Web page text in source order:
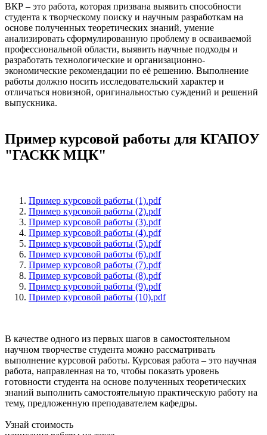
ВКР – это работа, которая призвана выявить способности
студента к творческому поиску и научным разработкам на
основе полученных теоретических знаний, умение
анализировать сформулированную проблему в осваиваемой
профессиональной области, выявить научные подходы и
разработать технологические и организационно-
экономические рекомендации по её решению. Выполнение
работы должно носить исследовательский характер и
отличаться новизной, оригинальностью суждений и решений
выпускника.
Пример курсовой работы для КГАПОУ
"ГАСКК МЦК"
Пример курсовой работы (1).pdf
Пример курсовой работы (2).pdf
Пример курсовой работы (3).pdf
Пример курсовой работы (4).pdf
Пример курсовой работы (5).pdf
Пример курсовой работы (6).pdf
Пример курсовой работы (7).pdf
Пример курсовой работы (8).pdf
Пример курсовой работы (9).pdf
Пример курсовой работы (10).pdf
В качестве одного из первых шагов в самостоятельном
научном творчестве студента можно рассматривать
выполнение курсовой работы. Курсовая работа – это научная
работа, направленная на то, чтобы показать уровень
готовности студента на основе полученных теоретических
знаний выполнить самостоятельную практическую работу на
тему, предложенную преподавателем кафедры.
Узнай стоимость